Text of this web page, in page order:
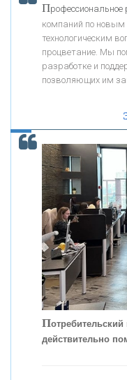
«ПРЕСС-СЛУЖБА
ОНАС
КОНТАКТЫ
К ак Система
П
компаний по
технологическим
процветание. Мы
разработке и
позволяющих им
Потребительский
действительно